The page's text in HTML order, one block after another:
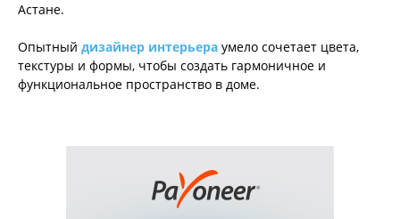
Астане.
Опытный дизайнер интерьера умело сочетает цвета,
текстуры и формы, чтобы создать гармоничное и
функциональное пространство в доме.